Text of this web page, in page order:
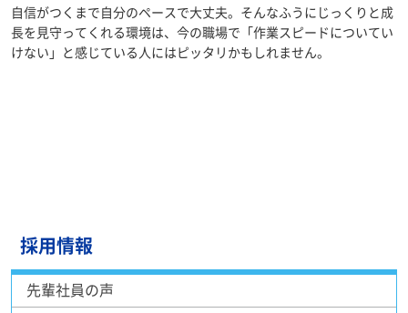
自信がつくまで自分のペースで大丈夫。そんなふうにじっくりと成
長を見守ってくれる環境は、今の職場で「作業スピードについてい
けない」と感じている人にはピッタリかもしれません。
採用情報
先輩社員の声